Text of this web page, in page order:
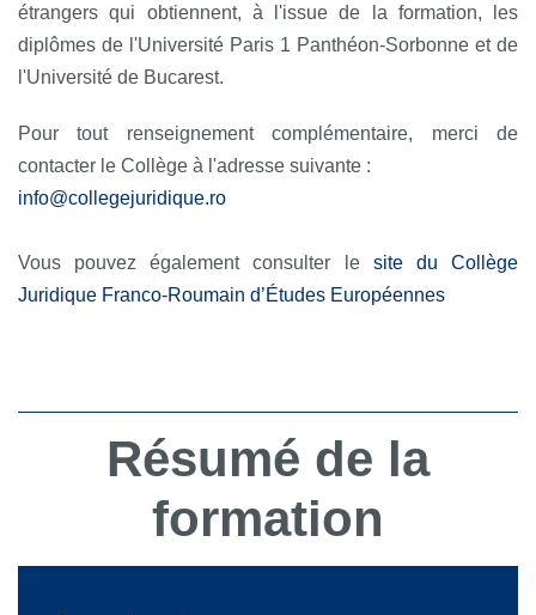
étrangers qui obtiennent, à l'issue de la formation, les
diplômes de l'Université Paris 1 Panthéon-Sorbonne et de
l'Université de Bucarest.
Pour tout renseignement complémentaire, merci de
contacter le Collège à l'adresse suivante :
info@collegejuridique.ro
Vous pouvez également consulter le site du Collège
Juridique Franco-Roumain d’Études Européennes
Résumé de la
formation